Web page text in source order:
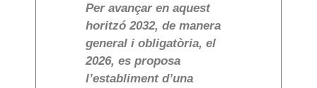
Per avançar en aquest
horitzó 2032, de manera
general i obligatòria, el
2026, es proposa
l’establiment d’una